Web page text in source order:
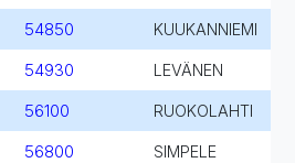
54850 KUUKANNIEMI
54930 LEVÄNEN
56100 RUOKOLAHTI
56800 SIMPELE